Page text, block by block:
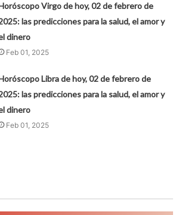
Virgo de hoy, 02 de febrero de
las predicciones para la salud, el amor y
dinero
Feb 01, 2025
Libra de hoy, 02 de febrero de
las predicciones para la salud, el amor y
dinero
Feb 01, 2025